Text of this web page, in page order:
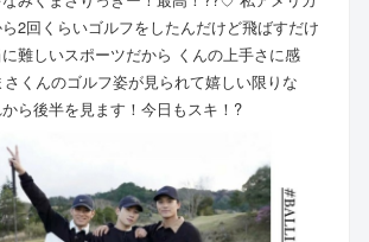
2回くらいゴルフをしたんだけど飛ばすだけ
難しいスポーツだから くんの上手さに感
さくんのゴルフ姿が見られて嬉しい限りな
ら後半を見ます！今日もスキ！?